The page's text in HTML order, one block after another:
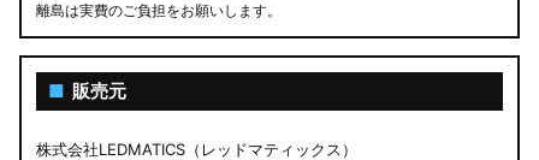
離島は実費のご負担をお願いします。
■ 販売元
株式会社LEDMATICS（レッドマティックス）